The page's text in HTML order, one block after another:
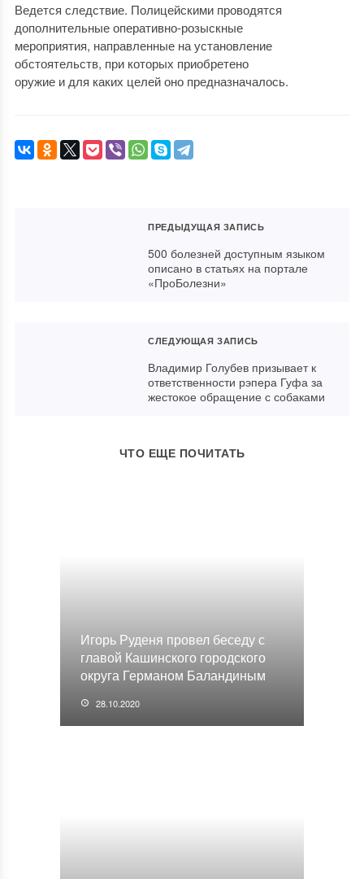
Ведется следствие. Полицейскими проводятся
дополнительные оперативно-розыскные
мероприятия, направленные на установление
обстоятельств, при которых приобретено
оружие и для каких целей оно предназначалось.
ПРЕДЫДУЩАЯ ЗАПИСЬ
500 болезней доступным языком
описано в статьях на портале
«ПроБолезни»
СЛЕДУЮЩАЯ ЗАПИСЬ
Владимир Голубев призывает к
ответственности рэпера Гуфа за
жестокое обращение с собаками
ЧТО ЕЩЕ ПОЧИТАТЬ
Игорь Руденя провел беседу с
главой Кашинского городского
округа Германом Баландиным
28.10.2020